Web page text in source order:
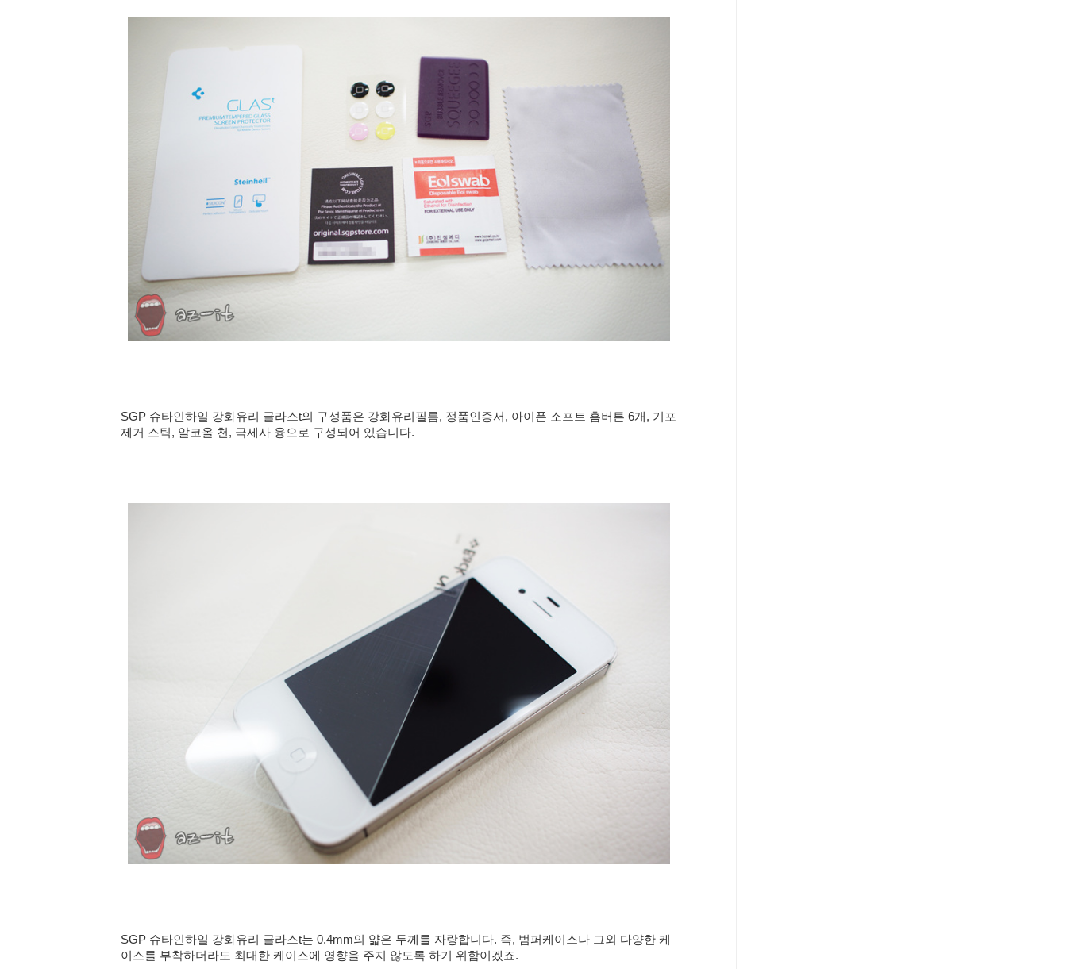
SGP 슈타인하일 강화유리 글라스t의 구성품은 강화유리필름, 정품인증서, 아이폰 소프트 홈버튼 6개, 기포
제거 스틱, 알코올 천, 극세사 융으로 구성되어 있습니다.
SGP 슈타인하일 강화유리 글라스t는 0.4mm의 얇은 두께를 자랑합니다. 즉, 범퍼케이스나 그외 다양한 케
이스를 부착하더라도 최대한 케이스에 영향을 주지 않도록 하기 위함이겠죠.